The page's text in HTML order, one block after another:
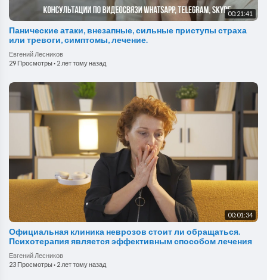
00:21:41
Панические атаки, внезапные, сильные приступы страха
или тревоги, симптомы, лечение.
Евгений Лесников
29 Просмотры· 2 лет тому назад
00:01:34
Официальная клиника неврозов стоит ли обращаться.
Психотерапия является эффективным способом лечения
Евгений Лесников
23 Просмотры· 2 лет тому назад